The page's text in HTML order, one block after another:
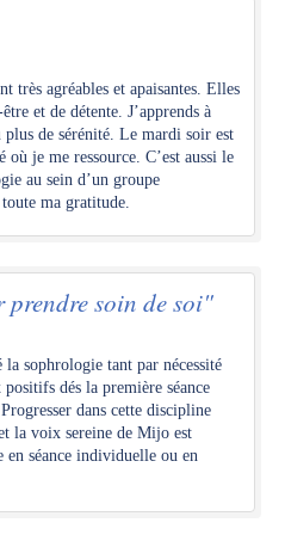
très agréables et apaisantes. Elles
et de détente. J’apprends à
de sérénité. Le mardi soir est
je me ressource. C’est aussi le
au sein d’un groupe
ma gratitude.
soin de soi"
sophrologie tant par nécessité
dés la première séance
dans cette discipline
la voix sereine de Mijo est
en séance individuelle ou en